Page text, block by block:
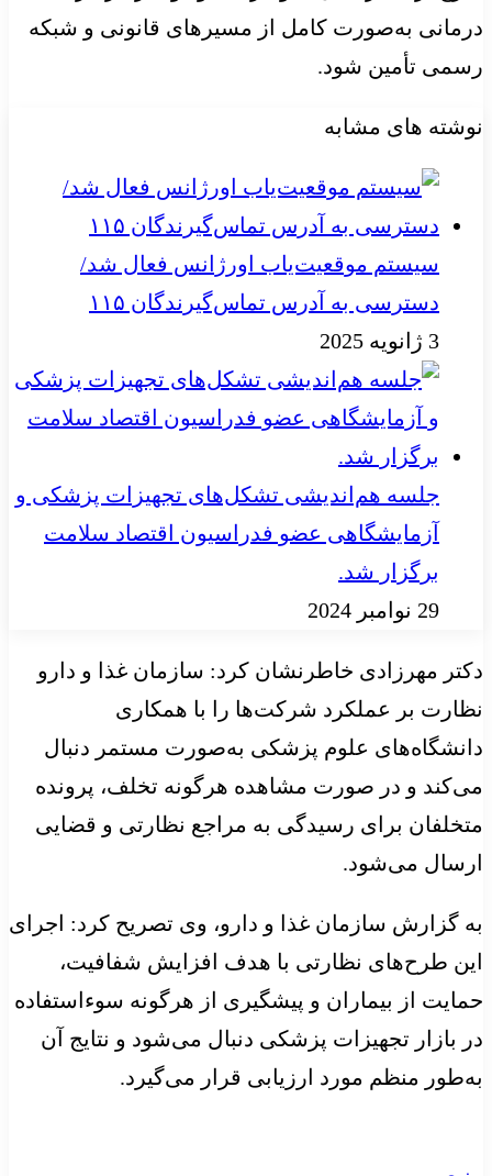
درمانی به‌صورت کامل از مسیرهای قانونی و شبکه
رسمی تأمین شود.
نوشته های مشابه
سیستم موقعیت‌یاب اورژانس فعال شد/
دسترسی به آدرس تماس‌گیرندگان ۱۱۵
3 ژانویه 2025
جلسه هم‌اندیشی تشکل‌های تجهیزات پزشکی و
آزمایشگاهی عضو فدراسیون اقتصاد سلامت
برگزار شد.
29 نوامبر 2024
دکتر مهرزادی خاطرنشان کرد: سازمان غذا و دارو
نظارت بر عملکرد شرکت‌ها را با همکاری
دانشگاه‌های علوم پزشکی به‌صورت مستمر دنبال
می‌کند و در صورت مشاهده هرگونه تخلف، پرونده
متخلفان برای رسیدگی به مراجع نظارتی و قضایی
ارسال می‌شود.
به گزارش سازمان غذا و دارو، وی تصریح کرد: اجرای
این طرح‌های نظارتی با هدف افزایش شفافیت،
حمایت از بیماران و پیشگیری از هرگونه سوءاستفاده
در بازار تجهیزات پزشکی دنبال می‌شود و نتایج آن
به‌طور منظم مورد ارزیابی قرار می‌گیرد.